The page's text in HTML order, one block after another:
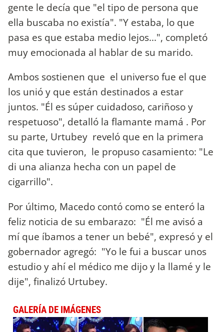
gente le decía que "el tipo de persona que
ella buscaba no existía". "Y estaba, lo que
pasa es que estaba medio lejos...", completó
muy emocionada al hablar de su marido.
Ambos sostienen que el universo fue el que
los unió y que están destinados a estar
juntos. "Él es súper cuidadoso, cariñoso y
respetuoso", detalló la flamante mamá . Por
su parte, Urtubey reveló que en la primera
cita que tuvieron, le propuso casamiento: "Le
di una alianza hecha con un papel de
cigarrillo".
Por último, Macedo contó como se enteró la
feliz noticia de su embarazo: "Él me avisó a
mí que íbamos a tener un bebé", expresó y el
gobernador agregó: "Yo le fui a buscar unos
estudio y ahí el médico me dijo y la llamé y le
dije", finalizó Urtubey.
GALERÍA DE IMÁGENES